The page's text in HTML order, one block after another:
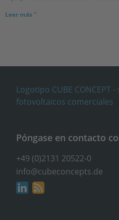
Leer más "
Póngase en contacto
+49 (0)2131 20522-0
info@cubeconcepts.de